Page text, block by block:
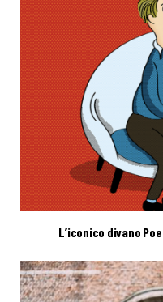
L’iconico divano